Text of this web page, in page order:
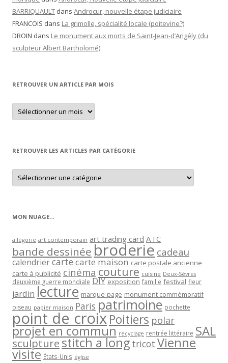
BARRIQUAULT dans Androcur, nouvelle étape judiciaire
FRANCOIS dans La grimolle, spécialité locale (poitevine?)
DROIN dans Le monument aux morts de Saint-Jean-d’Angély (du
sculpteur Albert Bartholomé)
RETROUVER UN ARTICLE PAR MOIS
Retrouver
un
article
RETROUVER LES ARTICLES PAR CATÉGORIE
Retrouver
les
articles
MON NUAGE…
allégorie art contemporain art trading card ATC
bande dessinée broderie cadeau
calendriercartecarte maison carte postale ancienne
carte à publicité cinéma couture cuisine Deux-Sèvres
deuxième guerre mondiale DIY exposition famille festival fleur
jardin lecture marque-page monument commémoratif
oiseau papier maison Paris patrimoine pochette
point de croixPoitiers polar
projet en commun recyclage rentrée littéraire SAL
sculpturestitch a long tricot Vienne
visite États-Unis église